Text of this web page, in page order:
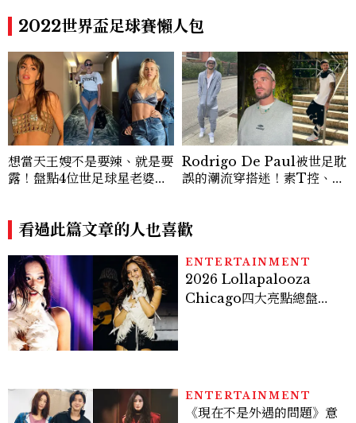
費玩到飽
帥到老的關鍵
2022世界盃足球賽懶人包
想當天王嫂不是要辣、就是要
露！盤點4位世足球星老婆都
Rodrigo De Paul被世足耽
誤的潮流穿搭迷！素T控、項
看過此篇文章的人也喜歡
ENTERTAINMENT
2026 Lollapalooza
Chicago四大亮點總盤
ENTERTAINMENT
《現在不是外遇的問題》意